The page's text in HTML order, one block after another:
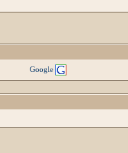
Google